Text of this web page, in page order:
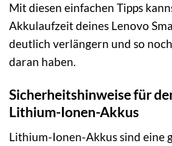
Mit diesen einfachen Tipps
Akkulaufzeit deines Lenovo
deutlich verlängern und so
daran haben.
Sicherheitshinweise für
Lithium-Ionen-Akkus
Lithium-Ionen-Akkus sind eine